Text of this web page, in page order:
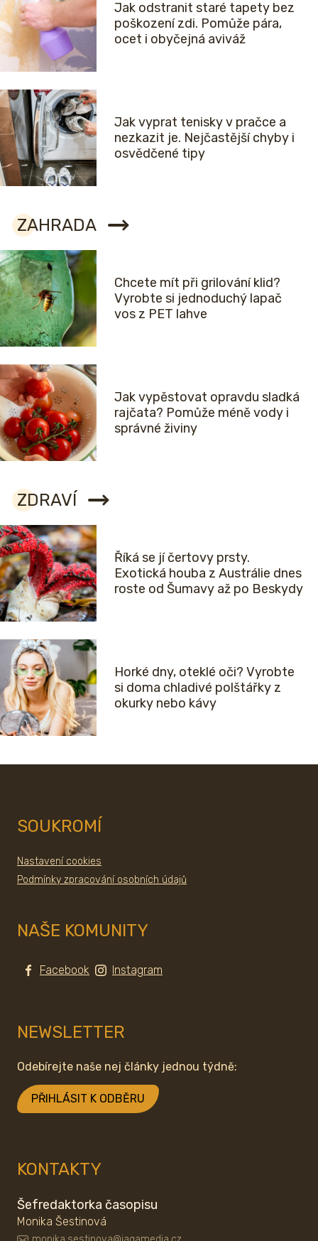
Jak odstranit staré tapety bez
poškození zdi. Pomůže pára,
ocet i obyčejná aviváž
Jak vyprat tenisky v pračce a
nezkazit je. Nejčastější chyby i
osvědčené tipy
ZAHRADA
Chcete mít při grilování klid?
Vyrobte si jednoduchý lapač
vos z PET lahve
Jak vypěstovat opravdu sladká
rajčata? Pomůže méně vody i
správné živiny
ZDRAVÍ
Říká se jí čertovy prsty.
Exotická houba z Austrálie dnes
roste od Šumavy až po Beskydy
Horké dny, oteklé oči? Vyrobte
si doma chladivé polštářky z
okurky nebo kávy
SOUKROMÍ
Nastavení cookies
Podmínky zpracování osobních údajů
NAŠE KOMUNITY
Facebook Instagram
NEWSLETTER
Odebírejte naše nej články jednou týdně:
PŘIHLÁSIT K ODBĚRU
KONTAKTY
Šefredaktorka časopisu
Monika Šestinová